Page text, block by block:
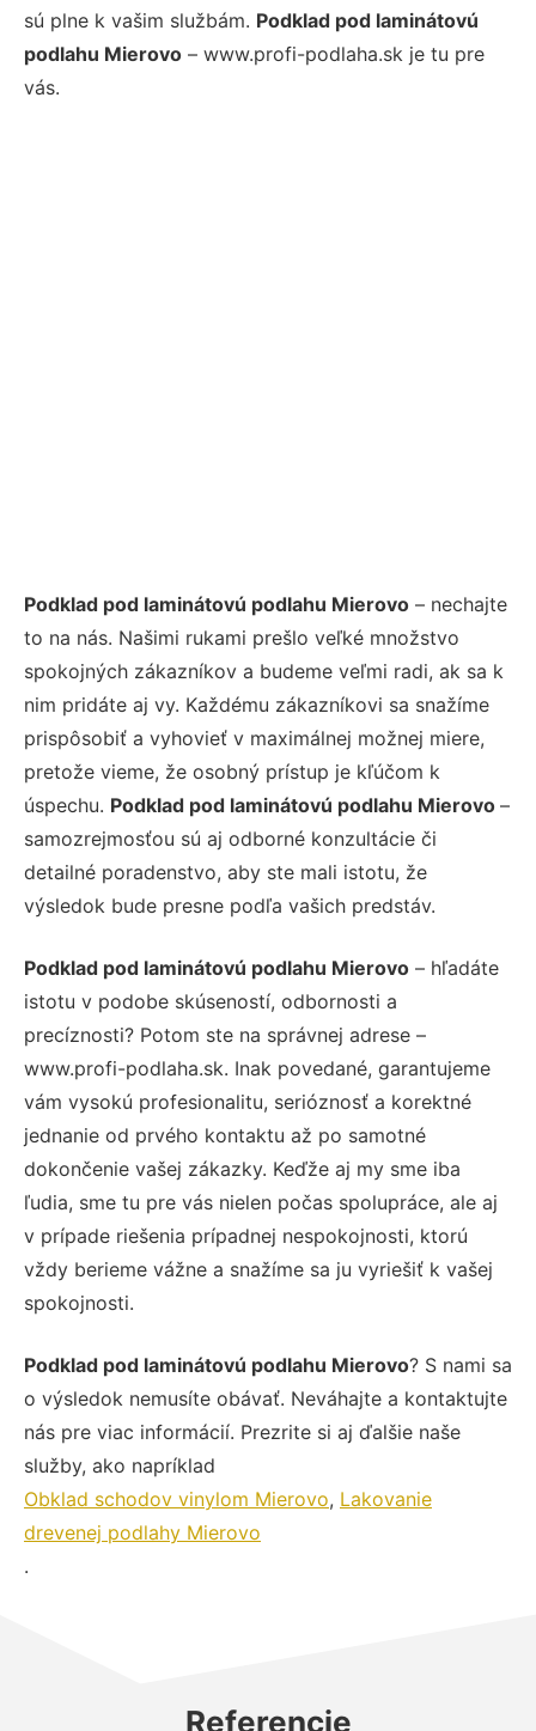
sú plne k vašim službám. Podklad pod laminátovú
podlahu Mierovo – www.profi-podlaha.sk je tu pre
vás.
Podklad pod laminátovú podlahu Mierovo – nechajte
to na nás. Našimi rukami prešlo veľké množstvo
spokojných zákazníkov a budeme veľmi radi, ak sa k
nim pridáte aj vy. Každému zákazníkovi sa snažíme
prispôsobiť a vyhovieť v maximálnej možnej miere,
pretože vieme, že osobný prístup je kľúčom k
úspechu. Podklad pod laminátovú podlahu Mierovo –
samozrejmosťou sú aj odborné konzultácie či
detailné poradenstvo, aby ste mali istotu, že
výsledok bude presne podľa vašich predstáv.
Podklad pod laminátovú podlahu Mierovo – hľadáte
istotu v podobe skúseností, odbornosti a
precíznosti? Potom ste na správnej adrese –
www.profi-podlaha.sk. Inak povedané, garantujeme
vám vysokú profesionalitu, serióznosť a korektné
jednanie od prvého kontaktu až po samotné
dokončenie vašej zákazky. Keďže aj my sme iba
ľudia, sme tu pre vás nielen počas spolupráce, ale aj
v prípade riešenia prípadnej nespokojnosti, ktorú
vždy berieme vážne a snažíme sa ju vyriešiť k vašej
spokojnosti.
Podklad pod laminátovú podlahu Mierovo? S nami sa
o výsledok nemusíte obávať. Neváhajte a kontaktujte
nás pre viac informácií. Prezrite si aj ďalšie naše
služby, ako napríklad
Obklad schodov vinylom Mierovo, Lakovanie
drevenej podlahy Mierovo
.
Referencie